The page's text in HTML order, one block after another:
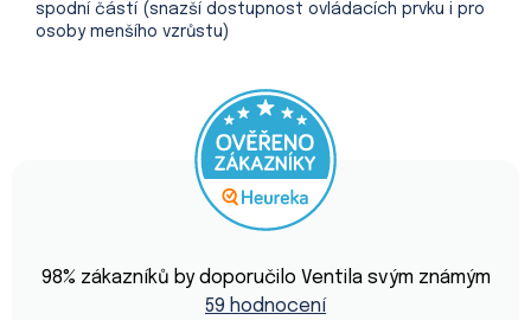
spodní částí (snazší dostupnost ovládacích prvku i pro
osoby menšího vzrůstu)
hodnocení
obchodu
je
98% zákazníků by doporučilo Ventila svým známým
59 hodnocení